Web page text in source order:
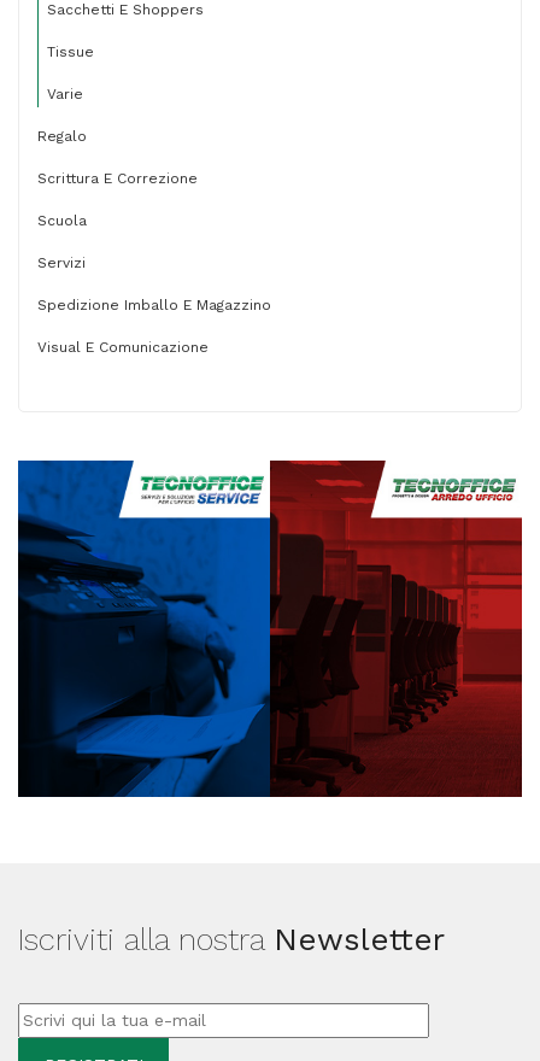
Sacchetti E Shoppers
Tissue
Varie
Regalo
Scrittura E Correzione
Scuola
Servizi
Spedizione Imballo E Magazzino
Visual E Comunicazione
Iscriviti alla nostra Newsletter